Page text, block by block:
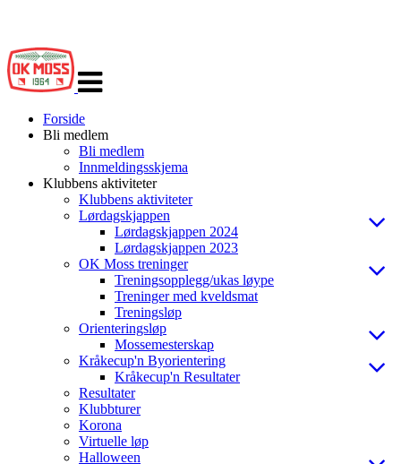
navigasjon
Forside
Bli medlem
Bli medlem
Innmeldingsskjema
Klubbens aktiviteter
Klubbens aktiviteter
Lørdagskjappen
Lørdagskjappen 2024
Lørdagskjappen 2023
OK Moss treninger
Treningsopplegg/ukas løype
Treninger med kveldsmat
Treningsløp
Orienteringsløp
Mossemesterskap
Kråkecup'n Byorientering
Kråkecup'n Resultater
Resultater
Klubbturer
Korona
Virtuelle løp
Halloween